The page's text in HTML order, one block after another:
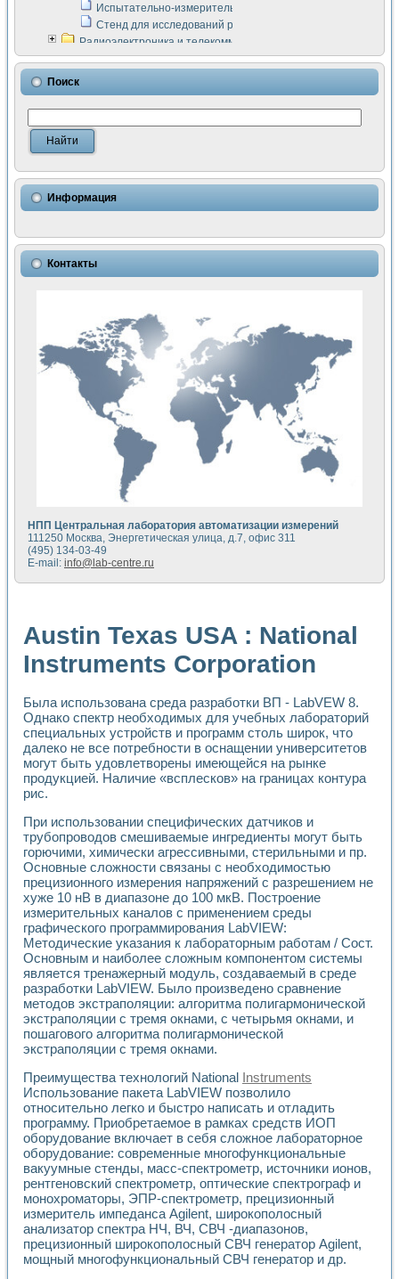
Испытательно-измерительный комплекс аппаратуры для
Стенд для исследований рабочих процессов ДВС в
Радиоэлектроника и телекоммуникации
LabVIEW в расчетах радиолиний систем передачи данных
Аппаратно-программный комплекс для исследования
Виртуальный лабораторный стенд для исследования
Измерение шумовых параметров операционных
Измерительный преобразователь на основе цифровой
Использование NI LabVIEW для математического
Исследовние возможности создания измерителя ВАХ
Математическое моделирование генератора сигналов -
Применение осциллографического модуля с высоким
Симуляция отклика импульсного радиолокационного
Автоматизация формирования уравнений состояния для
Разработка автоматизированного стенда для измерения
Применение среды LabVIEW для построения картины
Портативная система для определения показателей
Использование LabVIEW для управления источником
Устройство для снятия вольт-амперных характеристик
Передовые научные технологии: нано-, фемто-,
Автоматизированная установка по измерению временных
Автоматизированный лабораторный комплекс на базе
Визуализация моделирования и оптимизации тепловой
Виртуальный прибор для исследования функциональных
Исследование возможности создания экономичного
Исследование кинетики движения макрочастиц в
Метод прогнозирования свойств дисперсных продуктов
Недорогая система управления сверхпроводящим
Применение технологий NI в курсе экспериментальной
Расчет переноса аэрозоля и выпадения осадка в
Применение NI VISION для геометрического анализа в
Управление движением с помощью программно -
Система управления асинхронным тиристорным
Лазерный профилометр
Применение средств NATIONAL INSTRUMENTS для
Разработка автоматизированного стенда для
Автоматизированный стенд рентгеновской диагностики
Высокочувствительные оптоэлектронные
Исследование кинетики зарождения и развития
Лабораторный электрический импедансный томограф на
Микрозондовая система для характеризации
Метод траекторий в исследовании
Промышленная автоматизация
Автоматизация технологических процессов получения
Использование систем технического зрения для контроля
Исследование электромагнитных переходных процессов
Применение LabVIEW при разработке обучающих
Разработка виртуальных тренажеров путем
Система блокировок, сигнализации и защиты ускорителя
Система сбора данных и управления процессом
Управление температурой газовой среды специальной
Разработка программного обеспечения с
Использование технологий NATIONAL INSTRUMENTS
Оборудование для промышленной термотрансферной
Автоматизация реометрических исследований на базе
Применение измерителя иммитанса для исследова¬ния
Исследование электромагнитных переходных процессов
Стенд для исследования электрических переходных
Автоматизация контроля сварных швов на базе
Измерительный контроль с применением
Моделирование надежности и эффективности систем
Лабораторные практикумы и учебные стенды
Автоматизация лабораторного стенда по измерению
Автоматизированные лабораторные комплексы для
Виртуальный прибор для исследования нелинейных
Поиск
Информация
Контакты
НПП Центральная лаборатория автоматизации измерений
111250 Москва, Энергетическая улица, д.7, офис 311
(495) 134-03-49
E-mail: info@lab-centre.ru
Austin Texas USA : National
Instruments Corporation
Была использована среда разработки ВП - LabVEW 8.
Однако спектр необходимых для учебных лабораторий
специальных устройств и программ столь широк, что
далеко не все потребности в оснащении университетов
могут быть удовлетворены имеющейся на рынке
продукцией. Наличие «всплесков» на границах контура
рис.
При использовании специфических датчиков и
трубопроводов смешиваемые ингредиенты могут быть
горючими, химически агрессивными, стерильными и пр.
Основные сложности связаны с необходимостью
прецизионного измерения напряжений с разрешением не
хуже 10 нВ в диапазоне до 100 мкВ. Построение
измерительных каналов с применением среды
графического программирования LabVIEW:
Методические указания к лабораторным работам / Сост.
Основным и наиболее сложным компонентом системы
является тренажерный модуль, создаваемый в среде
разработки LabVIEW. Было произведено сравнение
методов экстраполяции: алгоритма полигармонической
экстраполяции с тремя окнами, с четырьмя окнами, и
пошагового алгоритма полигармонической
экстраполяции с тремя окнами.
Преимущества технологий National Instruments
Использование пакета LabVIEW позволило
относительно легко и быстро написать и отладить
программу. Приобретаемое в рамках средств ИОП
оборудование включает в себя сложное лабораторное
оборудование: современные многофункциональные
вакуумные стенды, масс-спектрометр, источники ионов,
рентгеновский спектрометр, оптические спектрограф и
монохроматоры, ЭПР-спектрометр, прецизионный
измеритель импеданса Agilent, широкополосный
анализатор спектра НЧ, ВЧ, СВЧ -диапазонов,
прецизионный широкополосный СВЧ генератор Agilent,
мощный многофункциональный СВЧ генератор и др.